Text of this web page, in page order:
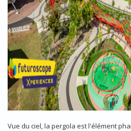
Vue du ciel, la pergola est l'élément